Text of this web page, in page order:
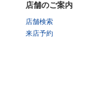
店舗のご案内
店舗検索
来店予約